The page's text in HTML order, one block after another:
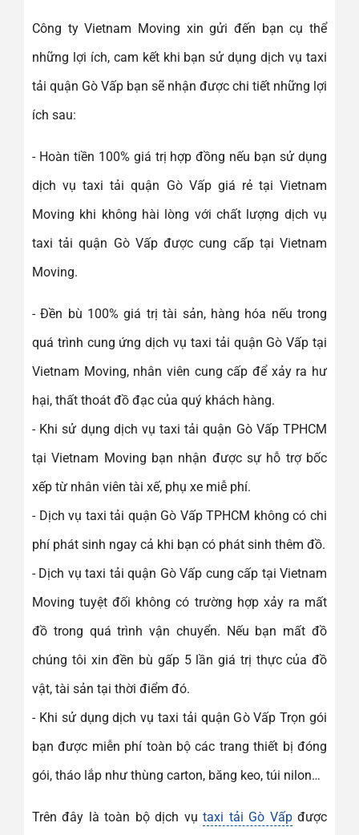
Công ty Vietnam Moving xin gửi đến bạn cụ thể
những lợi ích, cam kết khi bạn sử dụng dịch vụ taxi
tải quận Gò Vấp bạn sẽ nhận được chi tiết những lợi
ích sau:
- Hoàn tiền 100% giá trị hợp đồng nếu bạn sử dụng
dịch vụ taxi tải quận Gò Vấp giá rẻ tại Vietnam
Moving khi không hài lòng với chất lượng dịch vụ
taxi tải quận Gò Vấp được cung cấp tại Vietnam
Moving.
- Đền bù 100% giá trị tài sản, hàng hóa nếu trong
quá trình cung ứng dịch vụ taxi tải quận Gò Vấp tại
Vietnam Moving, nhân viên cung cấp để xảy ra hư
hại, thất thoát đồ đạc của quý khách hàng.
- Khi sử dụng dịch vụ taxi tải quận Gò Vấp TPHCM
tại Vietnam Moving bạn nhận được sự hỗ trợ bốc
xếp từ nhân viên tài xế, phụ xe miễ phí.
- Dịch vụ taxi tải quận Gò Vấp TPHCM không có chi
phí phát sinh ngay cả khi bạn có phát sinh thêm đồ.
- Dịch vụ taxi tải quận Gò Vấp cung cấp tại Vietnam
Moving tuyệt đối không có trường hợp xảy ra mất
đồ trong quá trình vận chuyển. Nếu bạn mất đồ
chúng tôi xin đền bù gấp 5 lần giá trị thực của đồ
vật, tài sản tại thời điểm đó.
- Khi sử dụng dịch vụ taxi tải quận Gò Vấp Trọn gói
bạn được miễn phí toàn bộ các trang thiết bị đóng
gói, tháo lắp như thùng carton, băng keo, túi nilon…
Trên đây là toàn bộ dịch vụtaxi tải Gò Vấpđược